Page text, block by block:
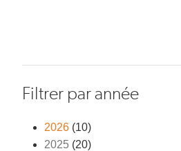
Filtrer par année
2026 (10)
2025 (20)